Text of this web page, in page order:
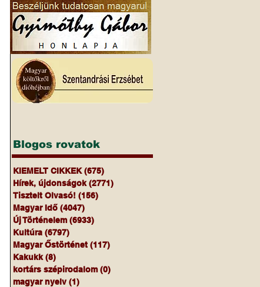
Blogos rovatok
KIEMELT CIKKEK (675)
Hírek, újdonságok (2771)
Tisztelt Olvasó! (156)
Magyar Idő (4047)
Új Történelem (6933)
Kultúra (6797)
Magyar Őstörténet (117)
Kakukk (8)
kortárs szépirodalom (0)
magyar nyelv (1)